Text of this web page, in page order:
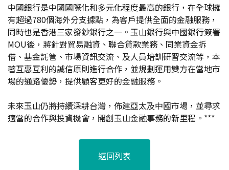
中國銀行是中國國際化和多元化程度最高的銀行，在全球擁
有超過780個海外分支據點，為客戶提供全面的金融服務，
同時也是香港三家發鈔銀行之一。玉山銀行與中國銀行簽署
MOU後，將針對貿易融資、聯合貸款業務、同業資金拆
借、基金託管、市場資訊交流、及人員培訓研習交流等，本
著互惠互利的誠信原則進行合作，並規劃運用雙方在當地市
場的通路優勢，提供顧客更好的金融服務。
未來玉山仍將持續深耕台灣，佈建亞太及中國市場，並尋求
適當的合作與投資機會，開創玉山金融事務的新里程。***
返回列表